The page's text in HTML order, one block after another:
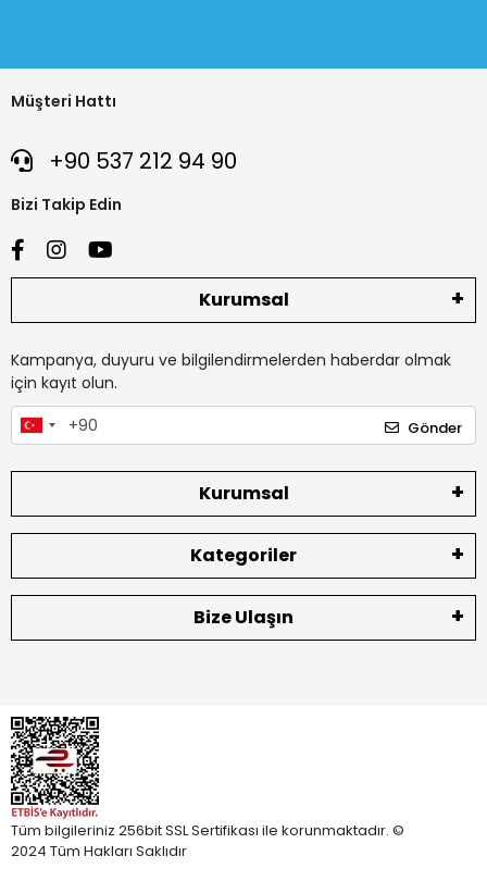
Müşteri Hattı
+90 537 212 94 90
Bizi Takip Edin
Kurumsal
Kampanya, duyuru ve bilgilendirmelerden haberdar olmak
için kayıt olun.
Gönder
Kurumsal
Kategoriler
Bize Ulaşın
Tüm bilgileriniz 256bit SSL Sertifikası ile korunmaktadır. ©
2024 Tüm Hakları Saklıdır